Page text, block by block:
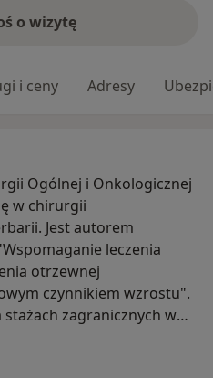
o wizytę
i ceny Adresy
Ogólnej i Onkologicznej
w chirurgii
Jest autorem
leczenia
otrzewnej
czynnikiem wzrostu".
zagranicznych w
Bohum(Niemcy),